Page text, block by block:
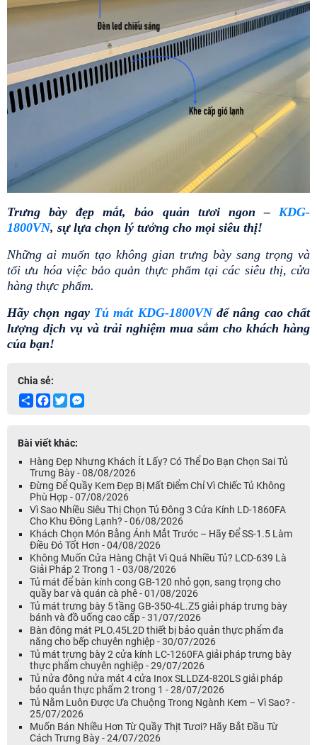
Trưng bày đẹp mắt, bảo quản tươi ngon – KDG-
1800VN, sự lựa chọn lý tưởng cho mọi siêu thị!
Những ai muốn tạo không gian trưng bày sang trọng và
tối ưu hóa việc bảo quản thực phẩm tại các siêu thị, cửa
hàng thực phẩm.
Hãy chọn ngay Tủ mát KDG-1800VN để nâng cao chất
lượng dịch vụ và trải nghiệm mua sắm cho khách hàng
của bạn!
Chia sẻ:
ShareFacebook
Twitter
Bài viết khác:
Hàng Đẹp Nhưng Khách Ít Lấy? Có Thể Do Bạn Chọn Sai Tủ
Trưng Bày - 08/08/2026
Đừng Để Quầy Kem Đẹp Bị Mất Điểm Chỉ Vì Chiếc Tủ Không
Phù Hợp - 07/08/2026
Vì Sao Nhiều Siêu Thị Chọn Tủ Đông 3 Cửa Kính LD-1860FA
Cho Khu Đông Lạnh? - 06/08/2026
Khách Chọn Món Bằng Ánh Mắt Trước – Hãy Để SS-1.5 Làm
Điều Đó Tốt Hơn - 04/08/2026
Không Muốn Cửa Hàng Chật Vì Quá Nhiều Tủ? LCD-639 Là
Giải Pháp 2 Trong 1 - 03/08/2026
Tủ mát để bàn kính cong GB-120 nhỏ gọn, sang trọng cho
quầy bar và quán cà phê - 01/08/2026
Tủ mát trưng bày 5 tầng GB-350-4L.Z5 giải pháp trưng bày
bánh và đồ uống cao cấp - 31/07/2026
Bàn đông mát PLO.45L2D thiết bị bảo quản thực phẩm đa
năng cho bếp chuyên nghiệp - 30/07/2026
Tủ mát trưng bày 2 cửa kính LC-1260FA giải pháp trưng bày
thực phẩm chuyên nghiệp - 29/07/2026
Tủ nửa đông nửa mát 4 cửa Inox SLLDZ4-820LS giải pháp
bảo quản thực phẩm 2 trong 1 - 28/07/2026
Tủ Nằm Luôn Được Ưa Chuộng Trong Ngành Kem – Vì Sao? -
25/07/2026
Muốn Bán Nhiều Hơn Từ Quầy Thịt Tươi? Hãy Bắt Đầu Từ
Cách Trưng Bày - 24/07/2026